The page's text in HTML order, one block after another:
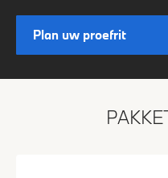
Plan uw proefrit